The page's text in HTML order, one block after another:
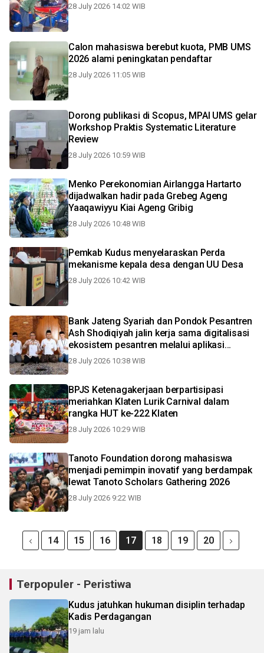
28 July 2026 14:02 WIB
Calon mahasiswa berebut kuota, PMB UMS
2026 alami peningkatan pendaftar
28 July 2026 11:05 WIB
Dorong publikasi di Scopus, MPAI UMS gelar
Workshop Praktis Systematic Literature
Review
28 July 2026 10:59 WIB
Menko Perekonomian Airlangga Hartarto
dijadwalkan hadir pada Grebeg Ageng
Yaaqawiyyu Kiai Ageng Gribig
28 July 2026 10:48 WIB
Pemkab Kudus menyelaraskan Perda
mekanisme kepala desa dengan UU Desa
28 July 2026 10:42 WIB
Bank Jateng Syariah dan Pondok Pesantren
Ash Shodiqiyah jalin kerja sama digitalisasi
ekosistem pesantren melalui aplikasi
PesantrenQu
28 July 2026 10:38 WIB
BPJS Ketenagakerjaan berpartisipasi
meriahkan Klaten Lurik Carnival dalam
rangka HUT ke-222 Klaten
28 July 2026 10:29 WIB
Tanoto Foundation dorong mahasiswa
menjadi pemimpin inovatif yang berdampak
lewat Tanoto Scholars Gathering 2026
28 July 2026 9:22 WIB
14 15 16 17 18 19 20
Terpopuler - Peristiwa
Kudus jatuhkan hukuman disiplin terhadap
Kadis Perdagangan
19 jam lalu